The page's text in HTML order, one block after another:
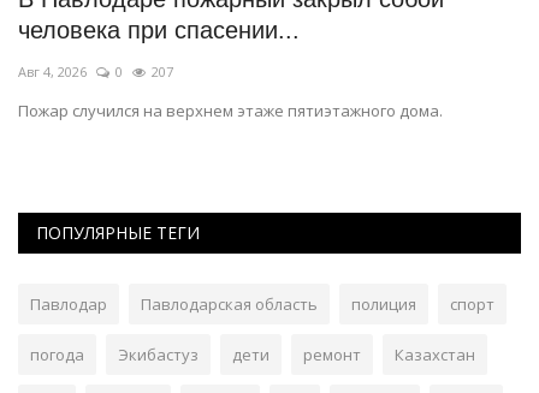
человека при спасении...
Авг 4, 2026 0 207
Пожар случился на верхнем этаже пятиэтажного дома.
ПОПУЛЯРНЫЕ ТЕГИ
Павлодар Павлодарская область полиция спорт
погода Экибастуз дети ремонт Казахстан